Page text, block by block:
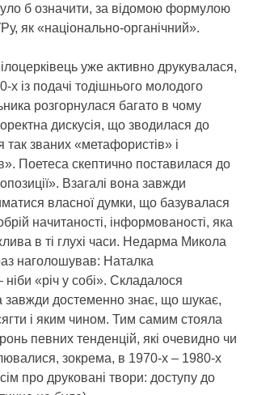
б означити, за відомою формулою
як «національно-органічний».
уже активно друкувалася,
х із подачі тодішнього молодого
розгорнулася багато в чому
дискусія, що зводилася до
так званих «метафористів» і
Поетеса скептично поставилася до
Взагалі вона завжди
власної думки, що базувалася
начитаності, інформованості, яка
в ті глухі часи. Недарма Микола
наголошував: Наталка
ніби «річ у собі». Складалося
завжди достеменно знає, що шукає,
і яким чином. Тим самим стояла
певних тенденцій, які очевидно чи
зокрема, в 1970-х – 1980-х
про друковані твори: доступу до